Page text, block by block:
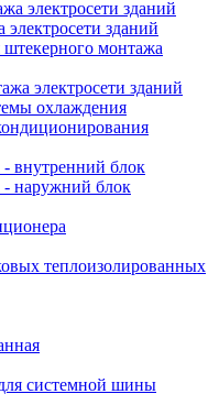
зданий
монтажа
электросети зданий
охлаждения
внутренний блок
- наружний блок
теплоизолированных